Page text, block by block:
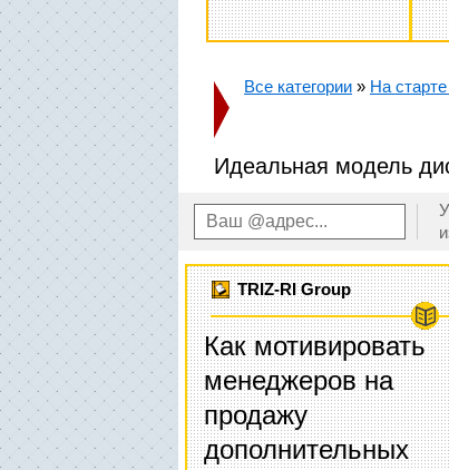
Все категории » На
Идеальная модель
TRIZ-RI Group
Как мотивировать
менеджеров на
продажу
дополнительных